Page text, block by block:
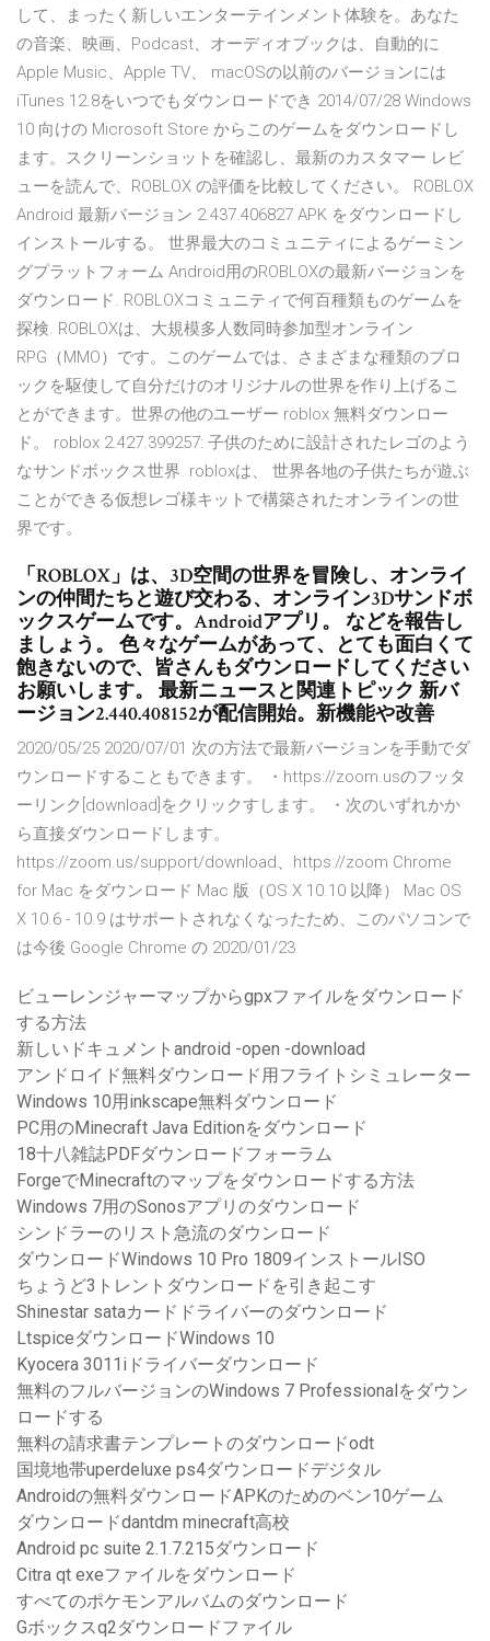
して、まったく新しいエンターテインメント体験を。あなた
の音楽、映画、Podcast、オーディオブックは、自動的に
Apple Music、Apple TV、 macOSの以前のバージョンには
iTunes 12.8をいつでもダウンロードでき 2014/07/28 Windows
10 向けの Microsoft Store からこのゲームをダウンロードし
ます。スクリーンショットを確認し、最新のカスタマー レビ
ューを読んで、ROBLOX の評価を比較してください。 ROBLOX
Android 最新バージョン 2.437.406827 APK をダウンロードし
インストールする。 世界最大のコミュニティによるゲーミン
グプラットフォーム Android用のROBLOXの最新バージョンを
ダウンロード. ROBLOXコミュニティで何百種類ものゲームを
探検. ROBLOXは、大規模多人数同時参加型オンライン
RPG（MMO）です。このゲームでは、さまざまな種類のブロ
ックを駆使して自分だけのオリジナルの世界を作り上げるこ
とができます。世界の他のユーザー roblox 無料ダウンロー
ド。 roblox 2.427.399257: 子供のために設計されたレゴのよう
なサンドボックス世界. robloxは、 世界各地の子供たちが遊ぶ
ことができる仮想レゴ様キットで構築されたオンラインの世
界です。
「ROBLOX」は、3D空間の世界を冒険し、オンライ
ンの仲間たちと遊び交わる、オンライン3Dサンドボ
ックスゲームです。Androidアプリ。 などを報告し
ましょう。 色々なゲームがあって、とても面白くて
飽きないので、皆さんもダウンロードしてください
お願いします。 最新ニュースと関連トピック 新バ
ージョン2.440.408152が配信開始。新機能や改善
2020/05/25 2020/07/01 次の方法で最新バージョンを手動でダ
ウンロードすることもできます。 ・https://zoom.usのフッタ
ーリンク[download]をクリックすします。 ・次のいずれかか
ら直接ダウンロードします。
https://zoom.us/support/download、https://zoom Chrome
for Mac をダウンロード Mac 版（OS X 10.10 以降） Mac OS
X 10.6 - 10.9 はサポートされなくなったため、このパソコンで
は今後 Google Chrome の 2020/01/23
ビューレンジャーマップからgpxファイルをダウンロード
する方法
新しいドキュメントandroid -open -download
アンドロイド無料ダウンロード用フライトシミュレーター
Windows 10用inkscape無料ダウンロード
PC用のMinecraft Java Editionをダウンロード
18十八雑誌PDFダウンロードフォーラム
ForgeでMinecraftのマップをダウンロードする方法
Windows 7用のSonosアプリのダウンロード
シンドラーのリスト急流のダウンロード
ダウンロードWindows 10 Pro 1809インストールISO
ちょうど3トレントダウンロードを引き起こす
Shinestar sataカードドライバーのダウンロード
LtspiceダウンロードWindows 10
Kyocera 3011iドライバーダウンロード
無料のフルバージョンのWindows 7 Professionalをダウン
ロードする
無料の請求書テンプレートのダウンロードodt
国境地帯uperdeluxe ps4ダウンロードデジタル
Androidの無料ダウンロードAPKのためのベン10ゲーム
ダウンロードdantdm minecraft高校
Android pc suite 2.1.7.215ダウンロード
Citra qt exeファイルをダウンロード
すべてのポケモンアルバムのダウンロード
Gボックスq2ダウンロードファイル